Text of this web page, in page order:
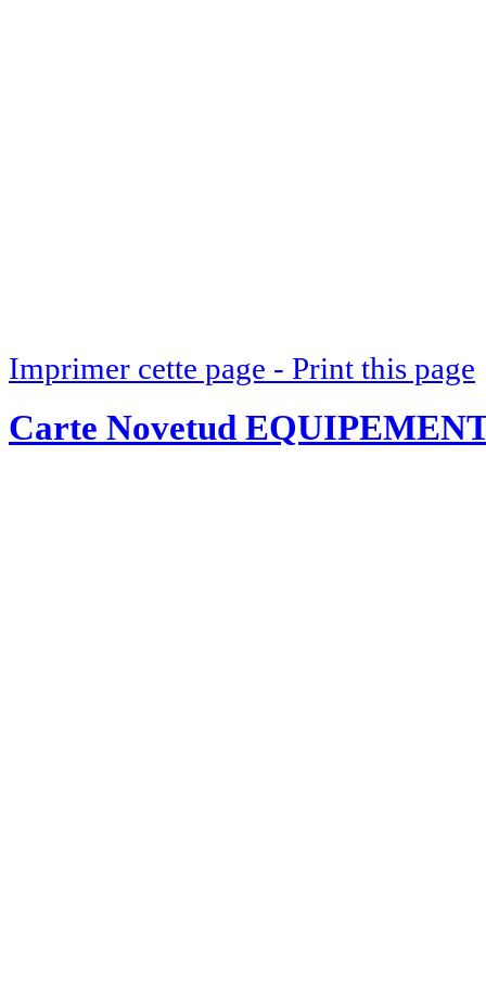
Imprimer cette page - Print this page
Carte Novetud